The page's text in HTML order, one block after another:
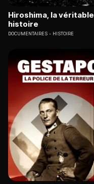
Hiroshima, la véritable
histoire
DOCUMENTAIRES HISTOIRE